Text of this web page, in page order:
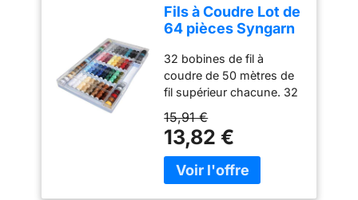
faits main ; un choix idéal
pour les vêtements DIY
(comme les pattes de
boutonnage de chemise,
les robes, les cols et les
poignets) ainsi que pour
(rideaux, literie et plus
encore)
Fils à Coudre Lot de
64 pièces Syngarn
Machine à Coudre
Fil
32 bobines de fil à
coudre de 50 mètres de
fil supérieur chacune. 32
fil inférieur chacune pour
machine à coudre avec
pince oscillante. Couleur
unie très durable,
15,91 €
13,82 €